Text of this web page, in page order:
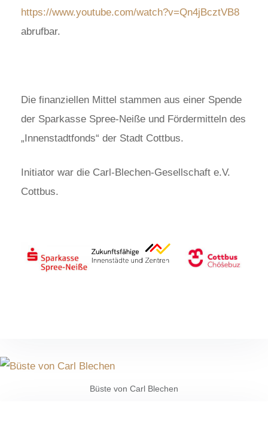
https://www.youtube.com/watch?v=Qn4jBcztVB8
abrufbar.
Die finanziellen Mittel stammen aus einer Spende
der Sparkasse Spree-Neiße und Fördermitteln des
„Innenstadtfonds“ der Stadt Cottbus.
Initiator war die Carl-Blechen-Gesellschaft e.V.
Cottbus.
Büste von Carl Blechen